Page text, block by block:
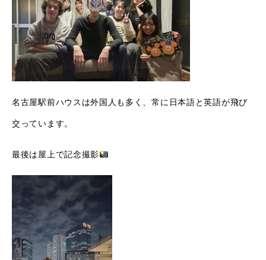
名古屋駅前ハウスは外国人も多く、常に日本語と英語が飛び
交っています。
最後は屋上で記念撮影